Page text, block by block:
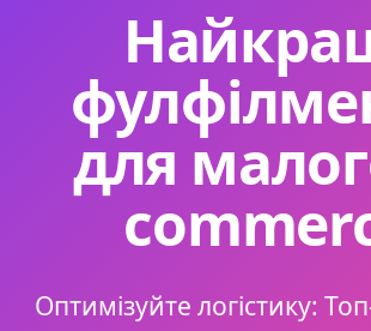
для
Оптимізуйте логістику: